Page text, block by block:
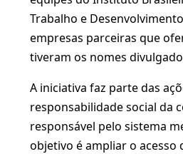
Trabalho e Desenvolvimento
empresas parceiras que
tiveram os nomes
A iniciativa faz parte das
responsabilidade social da
responsável pelo sistema
objetivo é ampliar o acesso